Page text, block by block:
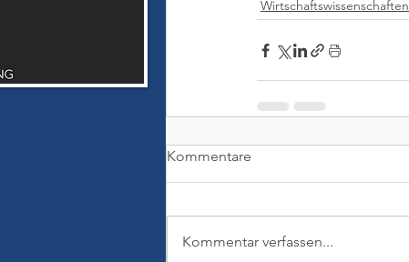
Wirtschaftswissenschaften
Kommentare
Kommentar verfassen...